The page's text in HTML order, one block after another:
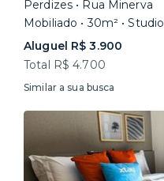
Perdizes • Rua Minerva
Mobiliado • 30m² • Studio
Aluguel R$ 3.900
Total R$ 4.700
Similar a sua busca